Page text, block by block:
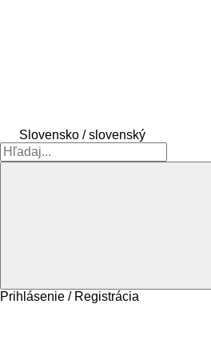
Slovensko / slovenský
Prihlásenie / Registrácia